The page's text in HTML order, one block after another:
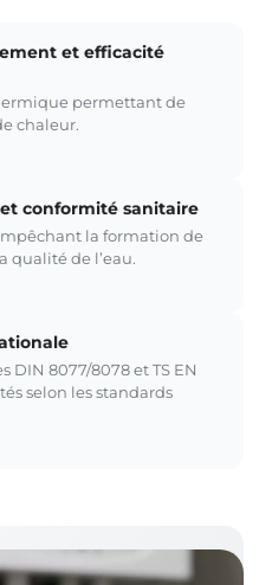
et efficacité
permettant de
chaleur.
conformité sanitaire
la formation de
qualité de l’eau.
DIN 8077/8078 et TS EN
selon les standards